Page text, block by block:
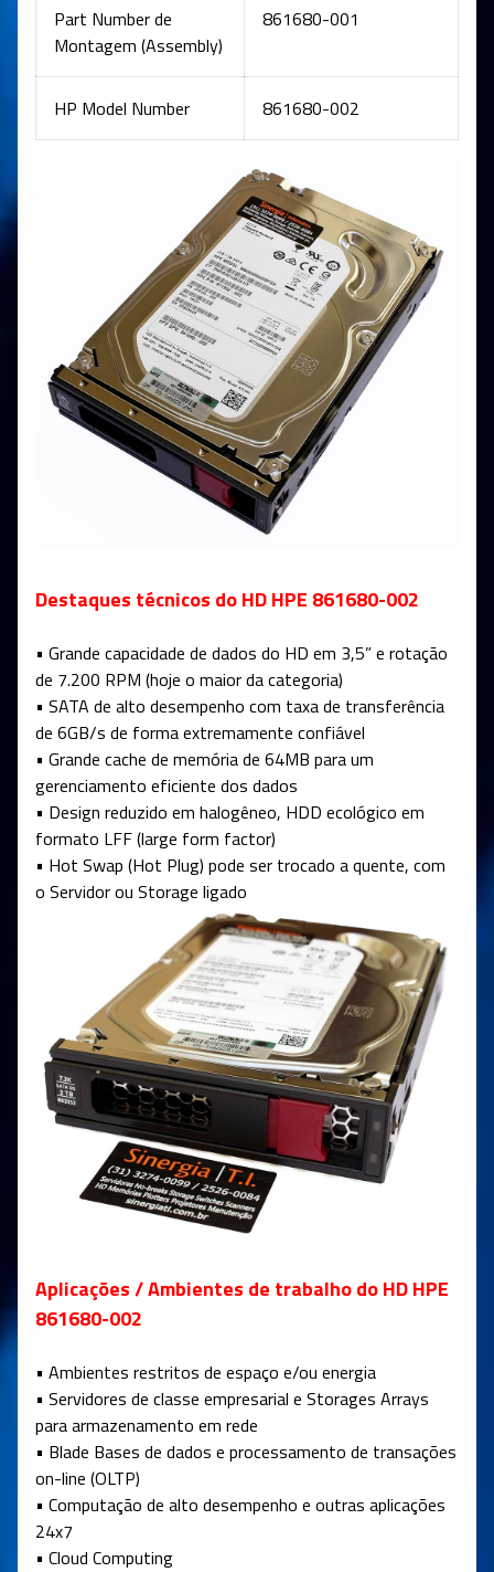
Part Number de
Montagem (Assembly)
861680-001
HP Model Number 861680-002
Destaques técnicos do HD HPE 861680-002
• Grande capacidade de dados do HD em 3,5” e rotação
de 7.200 RPM (hoje o maior da categoria)
• SATA de alto desempenho com taxa de transferência
de 6GB/s de forma extremamente confiável
• Grande cache de memória de 64MB para um
gerenciamento eficiente dos dados
• Design reduzido em halogêneo, HDD ecológico em
formato LFF (large form factor)
• Hot Swap (Hot Plug) pode ser trocado a quente, com
o Servidor ou Storage ligado
Aplicações / Ambientes de trabalho do HD HPE
861680-002
• Ambientes restritos de espaço e/ou energia
• Servidores de classe empresarial e Storages Arrays
para armazenamento em rede
• Blade Bases de dados e processamento de transações
on-line (OLTP)
• Computação de alto desempenho e outras aplicações
24x7
• Cloud Computing